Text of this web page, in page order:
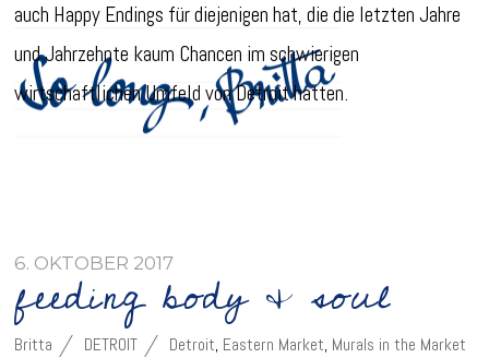
auch Happy Endings für diejenigen hat, die die letzten Jahre
und Jahrzehnte kaum Chancen im schwierigen
wirtschaftlichen Umfeld von Detroit hatten.
6. OKTOBER 2017
feeding body & soul
Britta DETROIT Detroit, Eastern Market, Murals in the Market